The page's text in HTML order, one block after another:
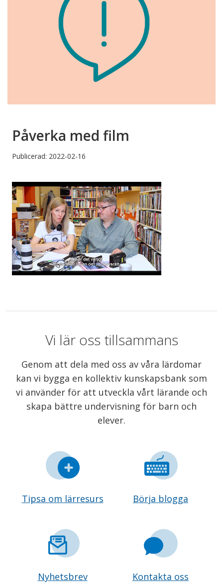
Påverka med film
Publicerad: 2022-02-16
Vi lär oss tillsammans
Genom att dela med oss av våra lärdomar
kan vi bygga en kollektiv kunskapsbank som
vi använder för att utveckla vårt lärande och
skapa bättre undervisning för barn och
elever.
Tipsa om lärresurs Börja blogga
Nyhetsbrev Kontakta oss